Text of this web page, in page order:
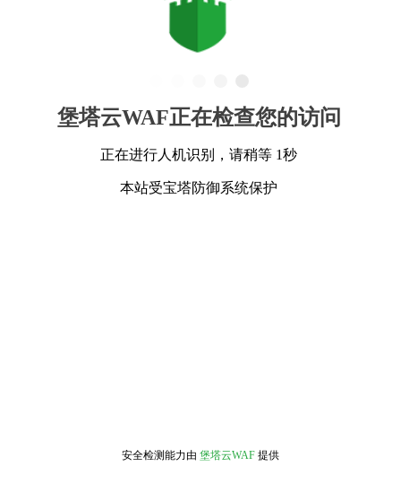
堡塔云WAF正在检查您的访问
正在进行人机识别，请稍等 1秒
本站受宝塔防御系统保护
安全检测能力由 堡塔云WAF 提供